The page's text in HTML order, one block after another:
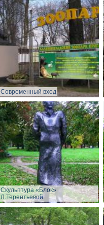
Современный вход
Скульптура «Блок»
Л.Терентьевой